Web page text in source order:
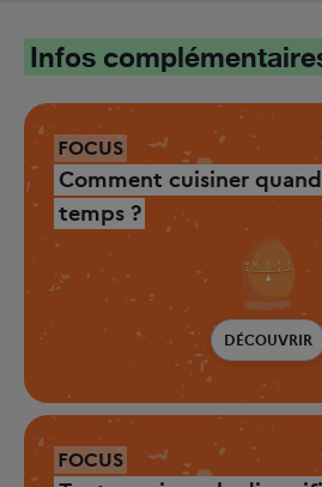
Infos
FOCUS
Comment cuisiner
temps ?
DÉCOUVRIR
FOCUS